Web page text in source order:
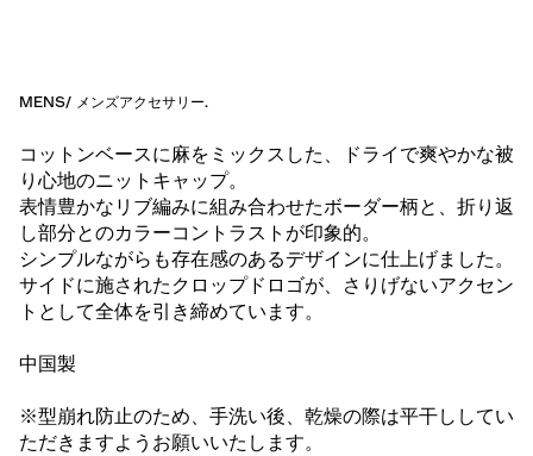
MENS/ メンズアクセサリー.
コットンベースに麻をミックスした、ドライで爽やかな被
り心地のニットキャップ。
表情豊かなリブ編みに組み合わせたボーダー柄と、折り返
し部分とのカラーコントラストが印象的。
シンプルながらも存在感のあるデザインに仕上げました。
サイドに施されたクロップドロゴが、さりげないアクセン
トとして全体を引き締めています。
中国製
※型崩れ防止のため、手洗い後、乾燥の際は平干ししてい
ただきますようお願いいたします。